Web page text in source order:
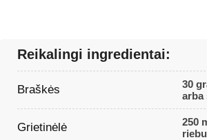
Reikalingi ingredientai:
Braškės
30
arba
Grietinėlė
250